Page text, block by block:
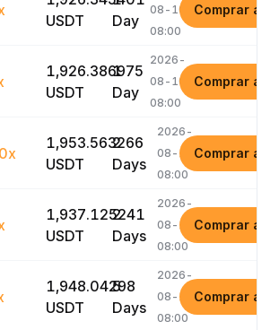
USDT
Day
08-10
08:00
Comprar
1,926.386975
USDT
1
Day
2026-
08-10
08:00
Comprar
1,953.563266
USDT
2
Days
2026-
08-11
08:00
Comprar
1,937.125241
USDT
2
Days
2026-
08-11
08:00
Comprar
1,948.04298
USDT
5
Days
2026-
08-14
08:00
Comprar